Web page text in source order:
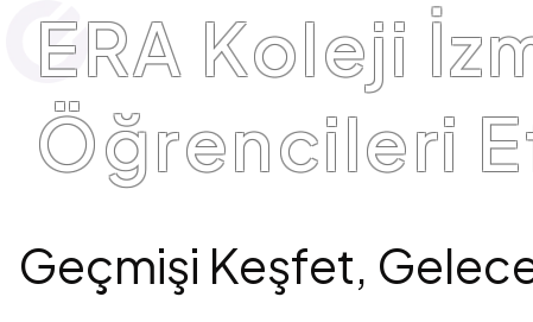
ERA Koleji
Öğrencileri
Geçmişi Keşfet,